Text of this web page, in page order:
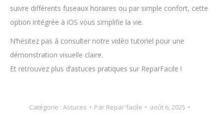
suivre différents fuseaux horaires ou par simple confort, cette
option intégrée à iOS vous simplifie la vie.
N’hésitez pas à consulter notre vidéo tutoriel pour une
démonstration visuelle claire.
Et retrouvez plus d’astuces pratiques sur ReparFacile !
Catégorie : Astuces Par Repar'facile
août 6, 2025